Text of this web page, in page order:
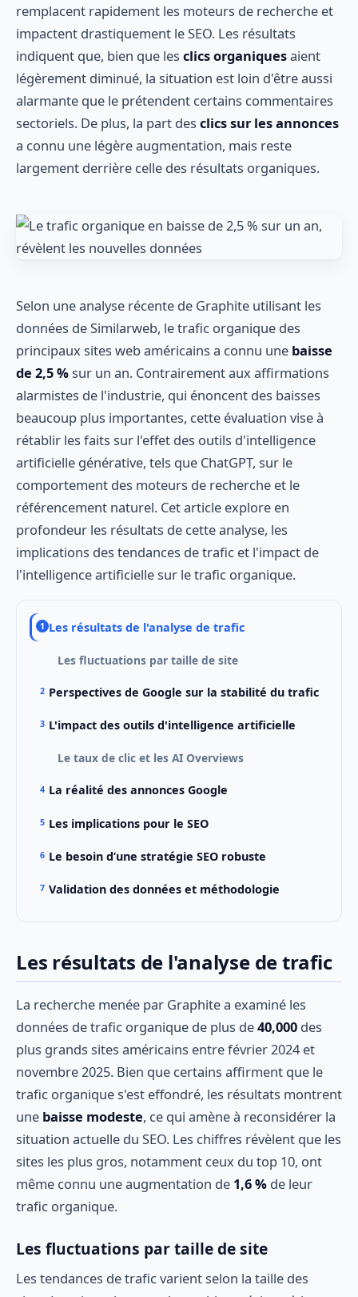
remplacent rapidement les moteurs de recherche et
impactent drastiquement le SEO. Les résultats
indiquent que, bien que les clics organiquesaient
légèrement diminué, la situation est loin d'être aussi
alarmante que le prétendent certains commentaires
sectoriels. De plus, la part des clics sur les annonces
a connu une légère augmentation, mais reste
largement derrière celle des résultats organiques.
Selon une analyse récente de Graphite utilisant les
données de Similarweb, le trafic organique des
principaux sites web américains a connu une baisse
de 2,5 %sur un an. Contrairement aux affirmations
alarmistes de l'industrie, qui énoncent des baisses
beaucoup plus importantes, cette évaluation vise à
rétablir les faits sur l'effet des outils d'intelligence
artificielle générative, tels que ChatGPT, sur le
comportement des moteurs de recherche et le
référencement naturel. Cet article explore en
profondeur les résultats de cette analyse, les
implications des tendances de trafic et l'impact de
l'intelligence artificielle sur le trafic organique.
Les résultats de l'analyse de trafic
Les fluctuations par taille de site
Perspectives de Google sur la stabilité du trafic
L'impact des outils d'intelligence artificielle
Le taux de clic et les AI Overviews
La réalité des annonces Google
Les implications pour le SEO
Le besoin d’une stratégie SEO robuste
Validation des données et méthodologie
Les résultats de l'analyse de trafic
La recherche menée par Graphite a examiné les
données de trafic organique de plus de40,000 des
plus grands sites américains entre février 2024 et
novembre 2025. Bien que certains affirment que le
trafic organique s'est effondré, les résultats montrent
une baisse modeste, ce qui amène à reconsidérer la
situation actuelle du SEO. Les chiffres révèlent que les
sites les plus gros, notamment ceux du top 10, ont
même connu une augmentation de 1,6 % de leur
trafic organique.
Les fluctuations par taille de site
Les tendances de trafic varient selon la taille des